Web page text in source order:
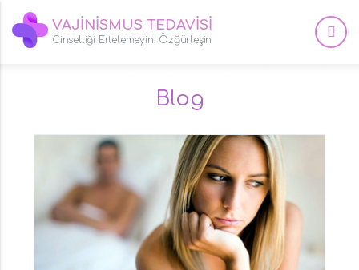
VAJİNİSMUS TEDAVİSİ
Cinselliği Ertelemeyin! Özğürleşin
Blog